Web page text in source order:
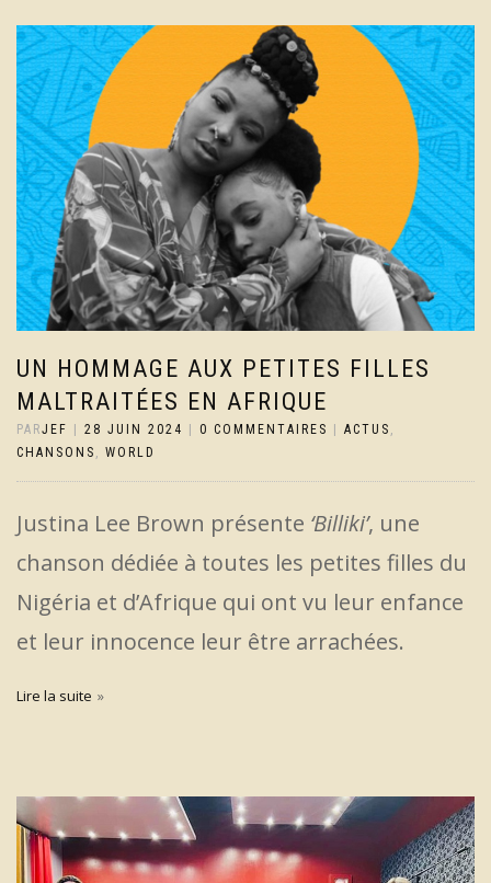
UN HOMMAGE AUX PETITES FILLES
MALTRAITÉES EN AFRIQUE
PARJEF | 28 JUIN 2024 | 0 COMMENTAIRES | ACTUS
CHANSONS
WORLD
Justina Lee Brown présente ‘Billiki’, une
chanson dédiée à toutes les petites filles du
Nigéria et d’Afrique qui ont vu leur enfance
et leur innocence leur être arrachées.
Lire la suite